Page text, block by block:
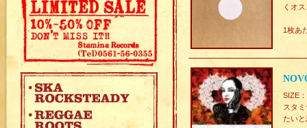
くオ
1枚あ
SIZE
スタ
たい